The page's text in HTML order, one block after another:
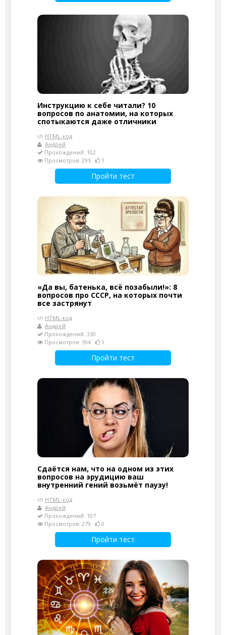
Инструкцию к себе читали? 10
вопросов по анатомии, на которых
спотыкаются даже отличники
HTML-код
Андрей
Прохождений: 102
Просмотров: 295
1
Пройти тест
«Да вы, батенька, всё позабыли!»: 8
вопросов про СССР, на которых почти
все застрянут
HTML-код
Андрей
Прохождений: 330
Просмотров: 594
1
Пройти тест
Сдаётся нам, что на одном из этих
вопросов на эрудицию ваш
внутренний гений возьмёт паузу!
HTML-код
Андрей
Прохождений: 107
Просмотров: 279
0
Пройти тест